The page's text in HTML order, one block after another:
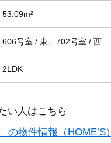
53.09m²
606号室 / 東、702号室 / 西
2LDK
い人はこちら
物件情報（HOME’S）